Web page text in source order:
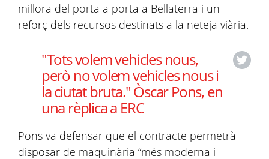
millora del porta a porta a Bellaterra i un
reforç dels recursos destinats a la neteja viària.
"Tots volem vehicles nous,
però no volem vehicles nous i
la ciutat bruta." Òscar Pons, en
una rèplica a ERC
Pons va defensar que el contracte permetrà
disposar de maquinària “més moderna i